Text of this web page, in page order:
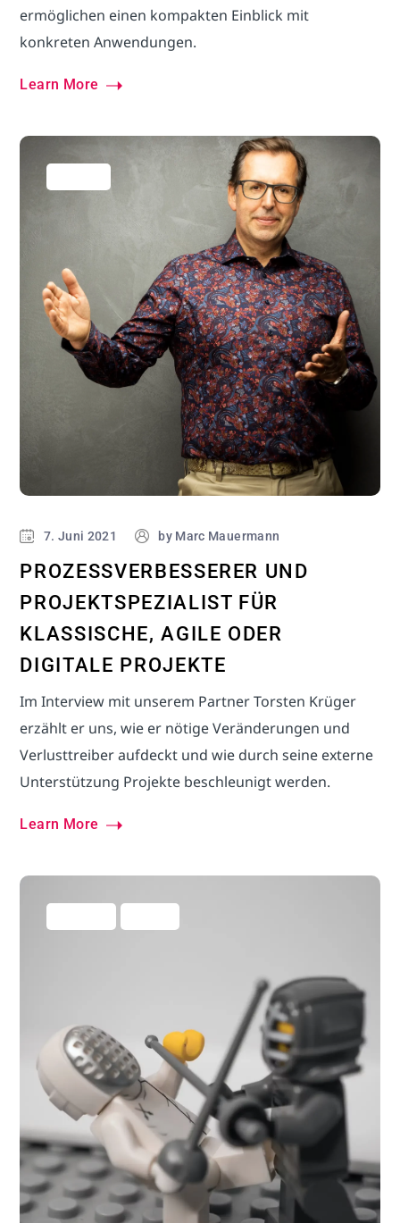
ermöglichen einen kompakten Einblick mit
konkreten Anwendungen.
Learn More
7. Juni 2021 by Marc Mauermann
PROZESSVERBESSERER UND
PROJEKTSPEZIALIST FÜR
KLASSISCHE, AGILE ODER
DIGITALE PROJEKTE
Im Interview mit unserem Partner Torsten Krüger
erzählt er uns, wie er nötige Veränderungen und
Verlusttreiber aufdeckt und wie durch seine externe
Unterstützung Projekte beschleunigt werden.
Learn More